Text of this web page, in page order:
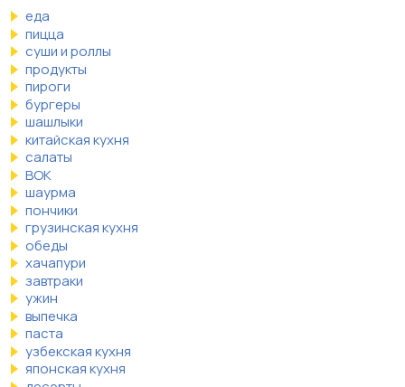
еда
пицца
суши и роллы
продукты
пироги
бургеры
шашлыки
китайская кухня
салаты
ВОК
шаурма
пончики
грузинская кухня
обеды
хачапури
завтраки
ужин
выпечка
паста
узбекская кухня
японская кухня